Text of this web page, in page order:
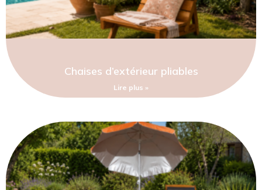
Chaises d’extérieur pliables
Lire plus »